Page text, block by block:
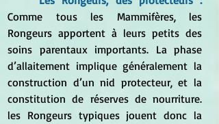
Comme tous les Mammifères, les
Rongeurs apportent à leurs petits des
soins parentaux importants. La phase
d’allaitement implique généralement la
construction d’un nid protecteur, et la
constitution de réserves de nourriture.
les Rongeurs typiques jouent donc la